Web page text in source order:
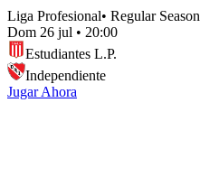
Liga Profesional• Regular Season
Dom 26 jul • 20:00
Estudiantes L.P.
Independiente
Jugar Ahora